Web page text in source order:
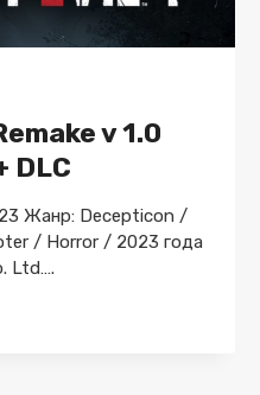
v 1.0
DLC
Жанр: Decepticon /
/ Horror / 2023 года
Ltd….